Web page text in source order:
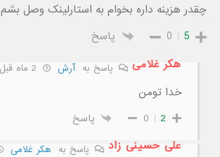
چقدر هزینه داره بخوام به استارلینک وصل بشم
5
0
پاسخ
هکر غلامی
پاسخ بهآرش
خدا تومن
2
0 پاسخ
علی حسینی زاد پاسخ به هکر غلامی